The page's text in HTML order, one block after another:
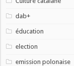
dab+
éducation
election
emission polonaise